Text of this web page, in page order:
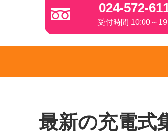
024-572-
受付時間 10:00～
最新の充電式